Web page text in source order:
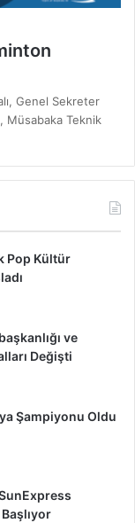
Genel Sekreter
Müsabaka Teknik
Pop Kültür
ve
Değişti
Şampiyonu Oldu